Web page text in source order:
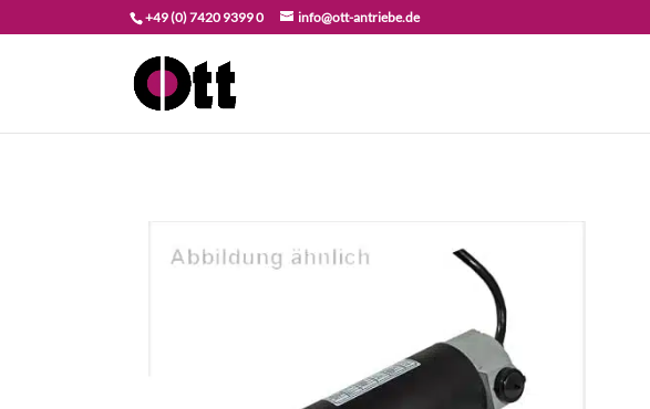
+49 (0) 7420 9399 0 info@ott-antriebe.de